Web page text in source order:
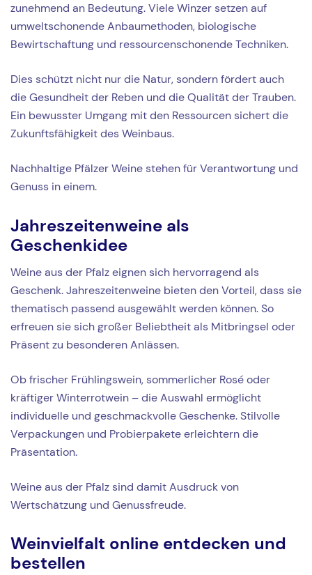
zunehmend an Bedeutung. Viele Winzer setzen auf
umweltschonende Anbaumethoden, biologische
Bewirtschaftung und ressourcenschonende Techniken.
Dies schützt nicht nur die Natur, sondern fördert auch
die Gesundheit der Reben und die Qualität der Trauben.
Ein bewusster Umgang mit den Ressourcen sichert die
Zukunftsfähigkeit des Weinbaus.
Nachhaltige Pfälzer Weine stehen für Verantwortung und
Genuss in einem.
Jahreszeitenweine als
Geschenkidee
Weine aus der Pfalz eignen sich hervorragend als
Geschenk. Jahreszeitenweine bieten den Vorteil, dass sie
thematisch passend ausgewählt werden können. So
erfreuen sie sich großer Beliebtheit als Mitbringsel oder
Präsent zu besonderen Anlässen.
Ob frischer Frühlingswein, sommerlicher Rosé oder
kräftiger Winterrotwein – die Auswahl ermöglicht
individuelle und geschmackvolle Geschenke. Stilvolle
Verpackungen und Probierpakete erleichtern die
Präsentation.
Weine aus der Pfalz sind damit Ausdruck von
Wertschätzung und Genussfreude.
Weinvielfalt online entdecken und
bestellen